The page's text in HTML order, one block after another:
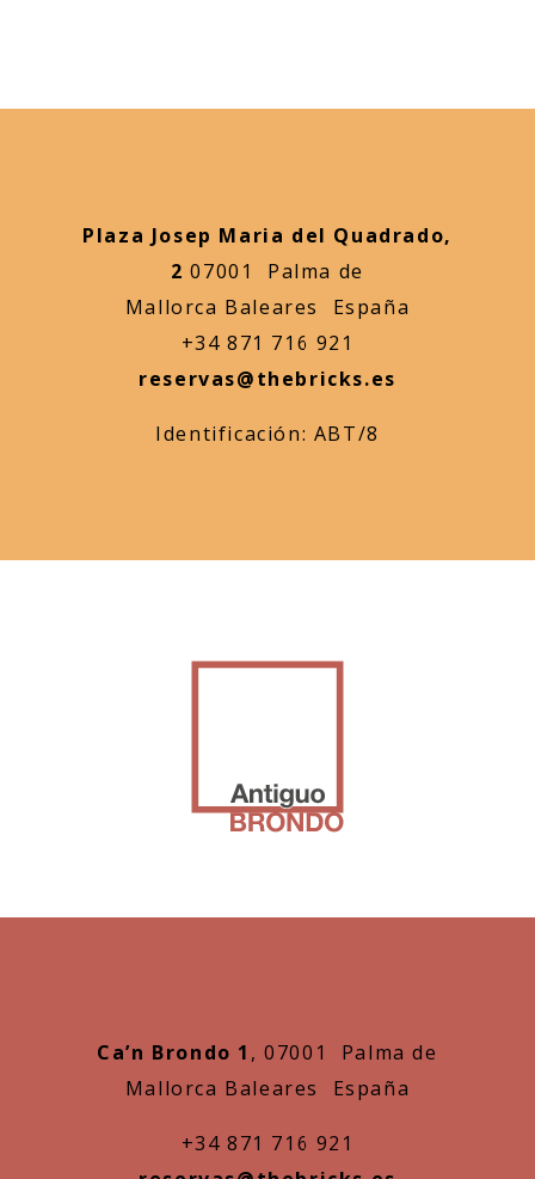
Plaza Josep Maria del Quadrado,
2 07001 Palma de
Mallorca Baleares España
+34 871 716 921
reservas@thebricks.es
Identificación: ABT/8
Ca’n Brondo 1 , 07001 Palma de
Mallorca Baleares España
+34 871 716 921